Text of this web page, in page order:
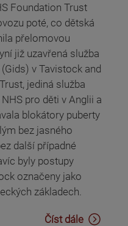
Foundation Trust
poté, co dětská
přelomovou
již uzavřená služba
v Tavistock and
jediná služba
pro děti v Anglii a
blokátory puberty
bez jasného
další případné
byly postupy
označeny jako
základech.
Číst dále